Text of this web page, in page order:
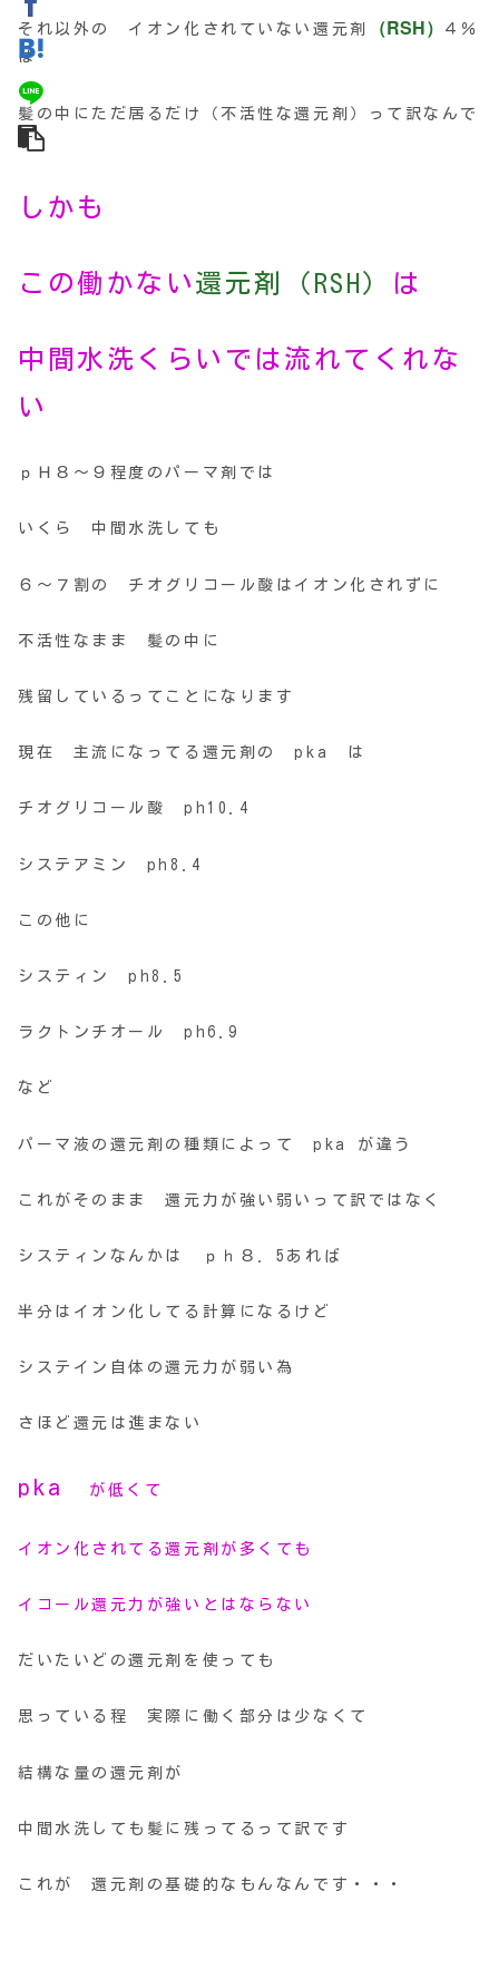
それ以外の イオン化されていない還元剤 （RSH）
４％
は
髪の中にただ居るだけ（不活性な還元剤）って訳なんで
す
しかも
この働かない還元剤（RSH） は
中間水洗くらいでは流れてくれな
い
ｐＨ８〜９程度のパーマ剤では
いくら 中間水洗しても
６〜７割の チオグリコール酸はイオン化されずに
不活性なまま 髪の中に
残留しているってことになります
現在 主流になってる還元剤の pka は
チオグリコール酸 ph10.4
システアミン ph8.4
この他に
システィン ph8.5
ラクトンチオール ph6.9
など
パーマ液の還元剤の種類によって pka が違う
これがそのまま 還元力が強い弱いって訳ではなく
システィンなんかは ｐｈ８．5あれば
半分はイオン化してる計算になるけど
システイン自体の還元力が弱い為
さほど還元は進まない
pka が低くて
イオン化されてる還元剤が多くても
イコール還元力が強いとはならない
だいたいどの還元剤を使っても
思っている程 実際に働く部分は少なくて
結構な量の還元剤が
中間水洗しても髪に残ってるって訳です
これが 還元剤の基礎的なもんなんです・・・